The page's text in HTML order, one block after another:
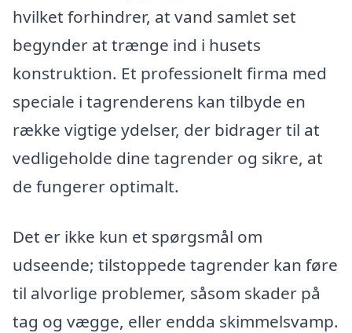
hvilket forhindrer, at vand samlet set
begynder at trænge ind i husets
konstruktion. Et professionelt firma med
speciale i tagrenderens kan tilbyde en
række vigtige ydelser, der bidrager til at
vedligeholde dine tagrender og sikre, at
de fungerer optimalt.
Det er ikke kun et spørgsmål om
udseende; tilstoppede tagrender kan føre
til alvorlige problemer, såsom skader på
tag og vægge, eller endda skimmelsvamp.